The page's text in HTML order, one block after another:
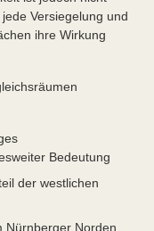
Versiegelung und
ihre Wirkung
Bedeutung
der westlichen
Nürnberger Norden